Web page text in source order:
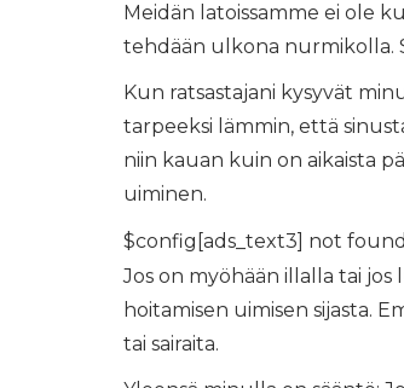
Meidän latoissamme ei ole
tehdään ulkona nurmikolla.
Kun ratsastajani kysyvät
tarpeeksi lämmin, että
niin kauan kuin on aikaista
uiminen.
$config[ads_text3] not found
Jos on myöhään illalla tai jos
hoitamisen uimisen sijasta.
tai sairaita.